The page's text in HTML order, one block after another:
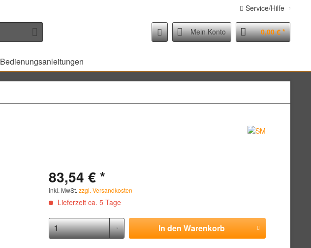
Service/Hilfe
Mein Konto 0,00 € *
Bedienungsanleitungen
83,54 € *
inkl. MwSt.zzgl. Versandkosten
Lieferzeit ca. 5 Tage
In denWarenkorb